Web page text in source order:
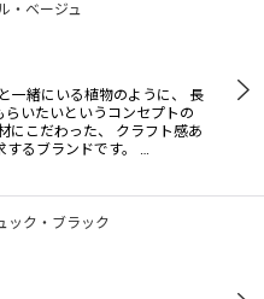
・ベージュ
一緒にいる植物のように、 長
らいたいというコンセプトの
にこだわった、 クラフト感あ
するブランドです。 …
ック・ブラック